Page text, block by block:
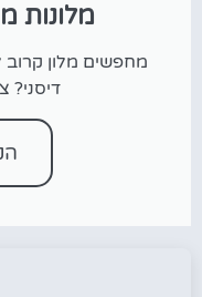
מלונות
מחפשים מלון קרוב
דיסני?